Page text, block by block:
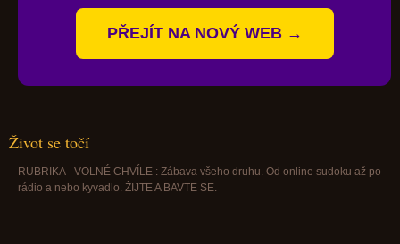
PŘEJÍT NA NOVÝ WEB →
Život se točí
RUBRIKA - VOLNÉ CHVÍLE : Zábava všeho druhu. Od online sudoku až po
rádio a nebo kyvadlo. ŽIJTE A BAVTE SE.